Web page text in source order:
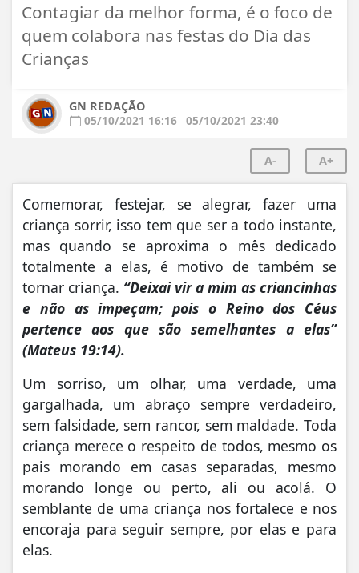
Contagiar da melhor forma, é o foco de
quem colabora nas festas do Dia das
Crianças
GN REDAÇÃO
05/10/2021 16:16 05/10/2021 23:40
A- A+
Comemorar, festejar, se alegrar, fazer uma
criança sorrir, isso tem que ser a todo instante,
mas quando se aproxima o mês dedicado
totalmente a elas, é motivo de também se
tornar criança. “Deixai vir a mim as criancinhas
e não as impeçam; pois o Reino dos Céus
pertence aos que são semelhantes a elas”
(Mateus 19:14).
Um sorriso, um olhar, uma verdade, uma
gargalhada, um abraço sempre verdadeiro,
sem falsidade, sem rancor, sem maldade. Toda
criança merece o respeito de todos, mesmo os
pais morando em casas separadas, mesmo
morando longe ou perto, ali ou acolá. O
semblante de uma criança nos fortalece e nos
encoraja para seguir sempre, por elas e para
elas.